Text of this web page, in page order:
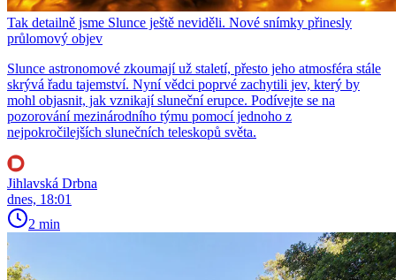
Tak detailně jsme Slunce ještě neviděli. Nové snímky přinesly
průlomový objev
Slunce astronomové zkoumají už staletí, přesto jeho atmosféra stále
skrývá řadu tajemství. Nyní vědci poprvé zachytili jev, který by
mohl objasnit, jak vznikají sluneční erupce. Podívejte se na
pozorování mezinárodního týmu pomocí jednoho z
nejpokročilejších slunečních teleskopů světa.
Jihlavská Drbna
dnes, 18:01
2 min